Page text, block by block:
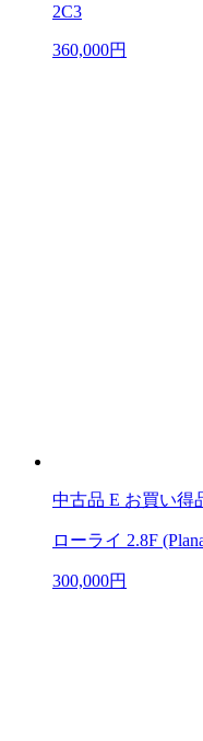
2C3
360,000円
中古品 E お買い得
ローライ 2.8F
300,000円